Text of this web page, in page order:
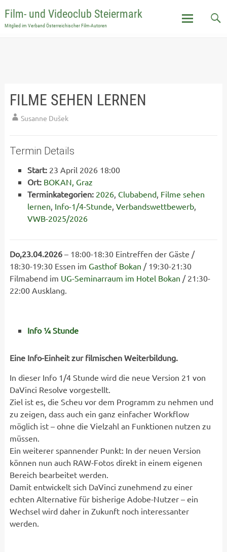
Film- und Videoclub Steiermark
Mitglied im Verband Österreichischer Film-Autoren
FILME SEHEN LERNEN
Susanne Dušek
Termin Details
Start:23 April 2026 18:00
Ort: BOKAN, Graz
Terminkategorien: 2026, Clubabend, Filme sehen
lernen, Info-1/4-Stunde, Verbandswettbewerb,
VWB-2025/2026
Do,23.04.2026– 18:00-18:30 Eintreffen der Gäste /
18:30-19:30 Essen im Gasthof Bokan / 19:30-21:30
Filmabend im UG-Seminarraum im Hotel Bokan / 21:30-
22:00 Ausklang.
Info ¼ Stunde
Eine Info-Einheit zur filmischen Weiterbildung.
In dieser Info 1/4 Stunde wird die neue Version 21 von
DaVinci Resolve vorgestellt.
Ziel ist es, die Scheu vor dem Programm zu nehmen und
zu zeigen, dass auch ein ganz einfacher Workflow
möglich ist – ohne die Vielzahl an Funktionen nutzen zu
müssen.
Ein weiterer spannender Punkt: In der neuen Version
können nun auch RAW-Fotos direkt in einem eigenen
Bereich bearbeitet werden.
Damit entwickelt sich DaVinci zunehmend zu einer
echten Alternative für bisherige Adobe-Nutzer – ein
Wechsel wird daher in Zukunft noch interessanter
werden.